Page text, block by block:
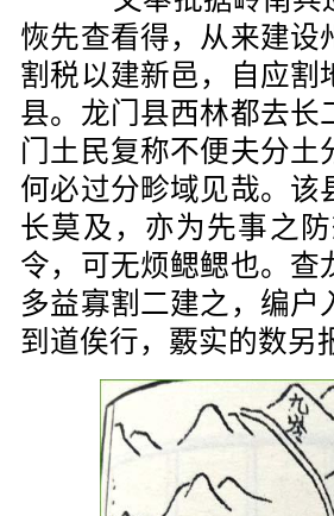
恢先查看得，从来建设
割税以建新邑，自应割
县。龙门县西林都去长
门土民复称不便夫分
何必过分畛域见哉。该
长莫及，亦为先事之
令，可无烦鳃鳃也。查
多益寡割二建之，编
到道俟行，覈实的数另